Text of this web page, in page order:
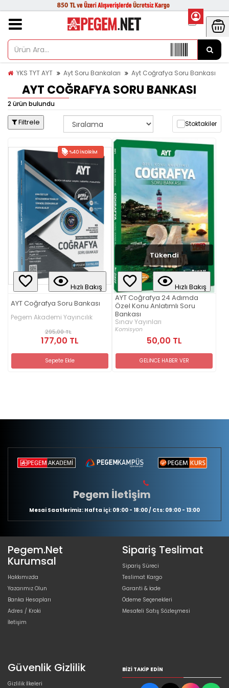
YKS TYT AYT Ayt Soru Bankaları Ayt Coğrafya Soru Bankası
AYT COĞRAFYA SORU BANKASI
2 ürün bulundu
Filtrele Stoktakiler
%40 İNDIRIM
Hızlı Bakış
AYT Coğrafya Soru Bankası
Pegem Akademi Yayıncılık
295,00 TL
177,00 TL
Sepete Ekle
Tükendi
Hızlı Bakış
AYT Coğrafya 24 Adımda
Özel Konu Anlatımlı Soru
Bankası
Sınav Yayınları
Komisyon
50,00 TL
GELİNCE HABER VER
Pegem İletişim
Mesai Saatlerimiz: Hafta içi: 09:00 - 18:00 / Cts: 09:00 - 13:00
Pegem.Net
Kurumsal
Hakkımızda
Yazarımız Olun
Banka Hesapları
Adres / Kroki
İletişim
Sipariş Teslimat
Sipariş Süreci
Teslimat Kargo
Garanti & İade
Ödeme Seçenekleri
Mesafeli Satış Sözleşmesi
Güvenlik Gizlilik
Gizlilik İlkeleri
BIZI TAKIP EDIN